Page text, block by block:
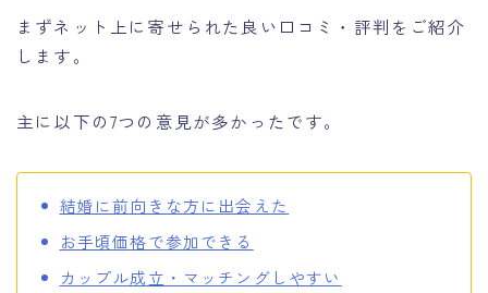
まずネット上に寄せられた良い口コミ・評判をご紹介
します。
主に以下の7つの意見が多かったです。
結婚に前向きな方に出会えた
お手頃価格で参加できる
カップル成立・マッチングしやすい